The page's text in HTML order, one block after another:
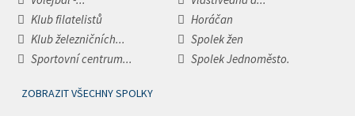
Klub filatelistů
Horáčan
Klub železničních...
Spolek žen
Sportovní centrum...
Spolek Jednoměsto.
ZOBRAZIT VŠECHNY SPOLKY